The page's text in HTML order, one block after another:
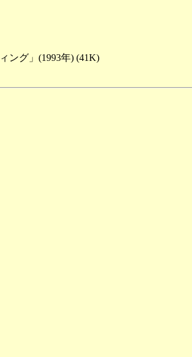
ング」(1993年) (41K)